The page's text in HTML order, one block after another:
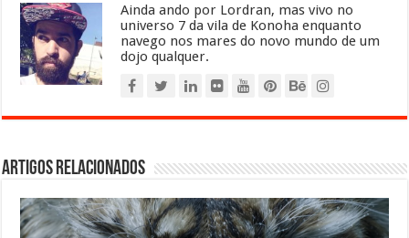
Ainda ando por Lordran, mas vivo no
universo 7 da vila de Konoha enquanto
navego nos mares do novo mundo de um
dojo qualquer.
Artigos relacionados